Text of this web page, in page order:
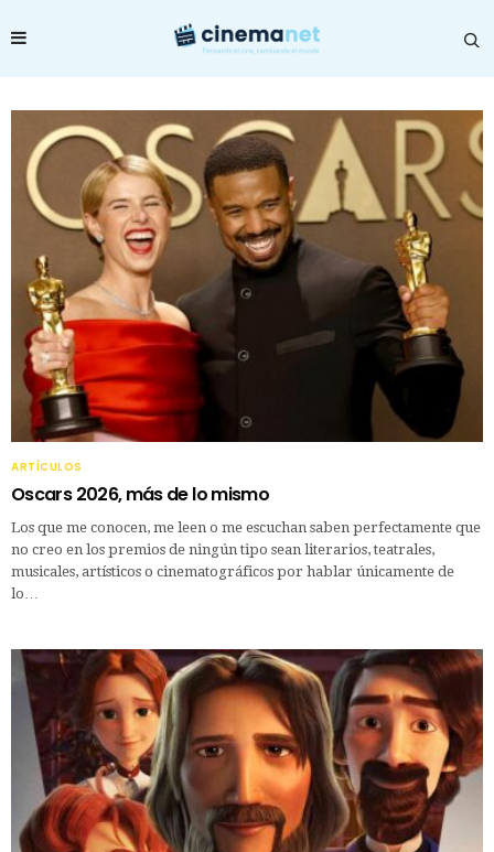
ARTÍCULOS
Oscars 2026, más de lo mismo
Los que me conocen, me leen o me escuchan saben perfectamente que
no creo en los premios de ningún tipo sean literarios, teatrales,
musicales, artísticos o cinematográficos por hablar únicamente de
lo…